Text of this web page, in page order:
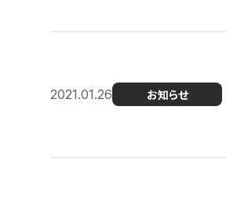
2021.01.26 お知らせ